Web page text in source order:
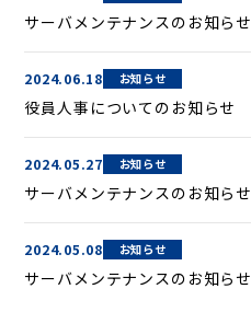
サーバメンテナンスのお知らせ
2024.06.18 お知らせ
役員人事についてのお知らせ
2024.05.27 お知らせ
サーバメンテナンスのお知らせ
2024.05.08 お知らせ
サーバメンテナンスのお知らせ